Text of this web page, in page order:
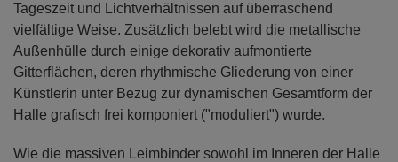
Tageszeit und Lichtverhältnissen auf überraschend
vielfältige Weise. Zusätzlich belebt wird die metallische
Außenhülle durch einige dekorativ aufmontierte
Gitterflächen, deren rhythmische Gliederung von einer
Künstlerin unter Bezug zur dynamischen Gesamtform der
Halle grafisch frei komponiert ("moduliert") wurde.
Wie die massiven Leimbinder sowohl im Inneren der Halle